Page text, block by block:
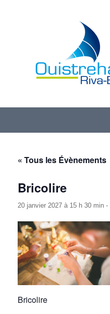
« Tous les Évènements
Bricolire
20 janvier 2027 à 15 h 30 min -
Bricolire